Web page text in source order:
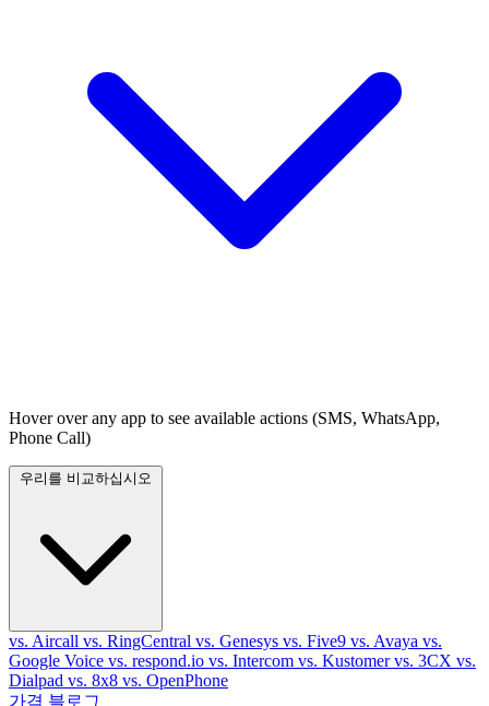
Hover over any app to see available actions (SMS, WhatsApp,
Phone Call)
vs. Aircall vs. RingCentral vs. Genesys vs. Five9 vs. Avaya vs.
Google Voice vs. respond.io vs. Intercom vs. Kustomervs. 3CX vs.
Dialpad vs. 8x8 vs. OpenPhone
가격 블로그